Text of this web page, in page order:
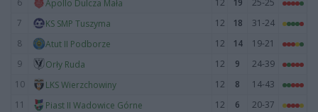
6
Apollo Dulcza Mała 12 19
25-25
7
KS SMP Tuszyma 12 18
31-24
8
Atut II Podborze 12 14
19-21
9
Orły Ruda 12 9
24-39
10
LKS Wierzchowiny 12 8
14-43
11
Piast II Wadowice Górne 12 6
20-37